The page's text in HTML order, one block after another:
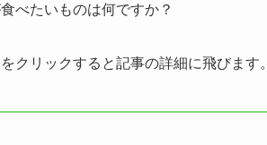
べたいものは何ですか？
クリックすると記事の詳細に飛びます